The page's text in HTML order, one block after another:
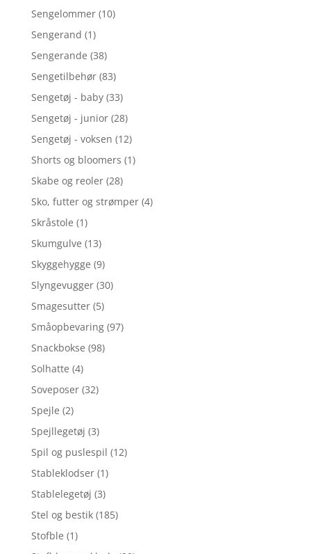
Sengelommer (10)
Sengerand (1)
Sengerande (38)
Sengetilbehør (83)
Sengetøj - baby (33)
Sengetøj - junior (28)
Sengetøj - voksen (12)
Shorts og bloomers (1)
Skabe og reoler (28)
Sko, futter og strømper (4)
Skråstole (1)
Skumgulve (13)
Skyggehygge (9)
Slyngevugger (30)
Smagesutter (5)
Småopbevaring (97)
Snackbokse (98)
Solhatte (4)
Soveposer (32)
Spejle (2)
Spejllegetøj (3)
Spil og puslespil (12)
Stableklodser (1)
Stablelegetøj (3)
Stel og bestik (185)
Stofble (1)